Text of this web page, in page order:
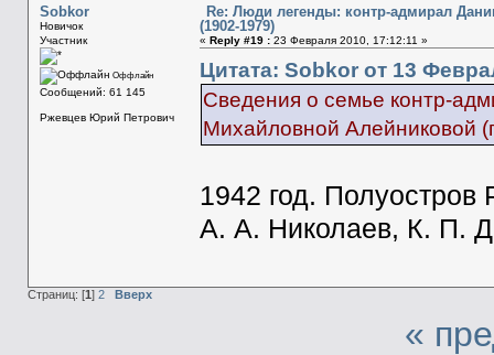
Sobkor
Новичок
Участник
Оффлайн
Сообщений: 61 145
Ржевцев Юрий Петрович
Re: Люди легенды: контр-адмирал
(1902-1979)
« Reply #19 :23 Февраля 2010, 17:12:11 »
Цитата: Sobkor от 13
Сведения о семье контр-
Михайловной Алейниковой
1942 год.
А. А. Николаев, К. П.
Страниц: [1] 2 Вверх
«